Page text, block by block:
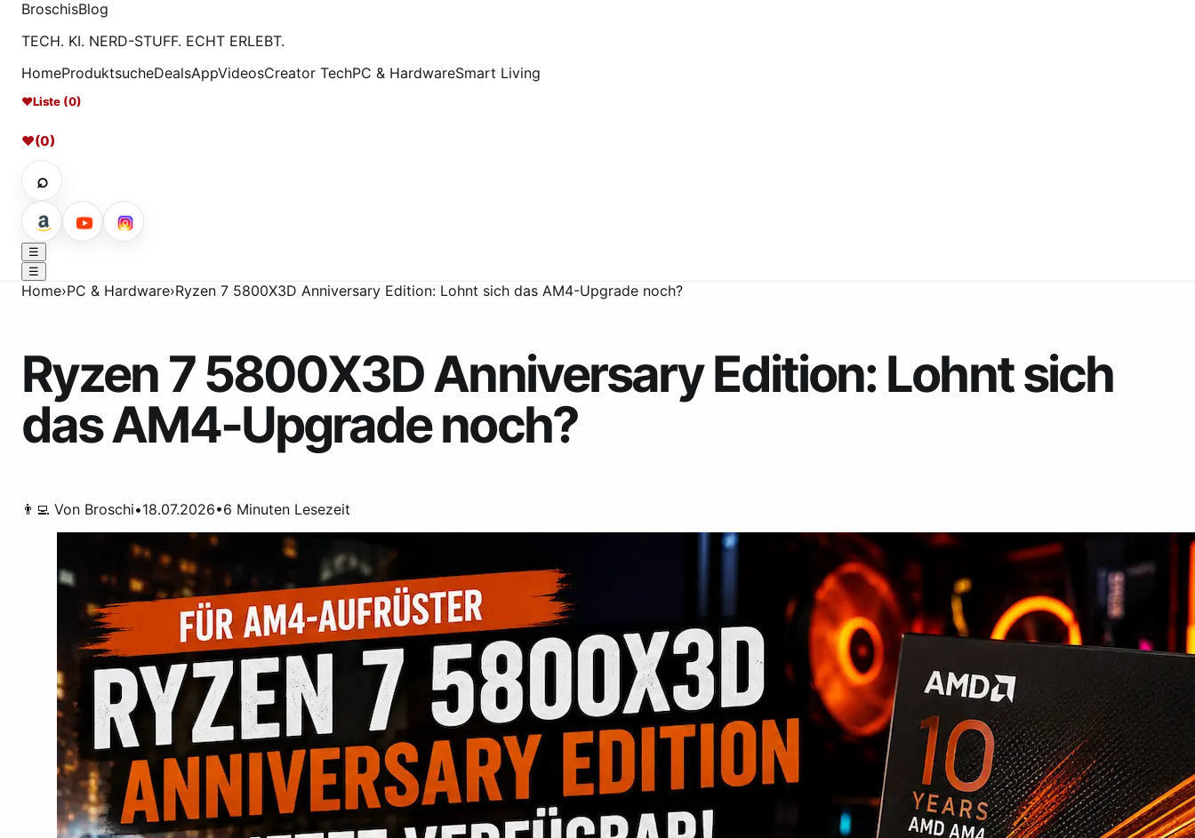
BroschisBlog
TECH. KI. NERD-STUFF. ECHT ERLEBT.
HomeProduktsucheDealsAppVideosCreator TechPC & HardwareSmart Living
♥Liste (0)
♥(0)
⌕
☰
☰
Home›PC & Hardware›Ryzen 7 5800X3D Anniversary Edition: Lohnt sich das AM4-Upgrade noch?
Ryzen 7 5800X3D Anniversary Edition: Lohnt sich
das AM4-Upgrade noch?
👨‍💻 Von Broschi•18.07.2026•6 Minuten Lesezeit